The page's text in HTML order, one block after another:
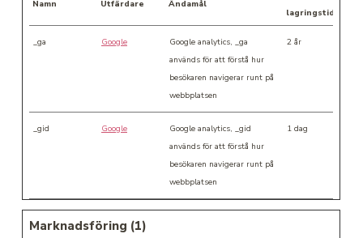
Namn Utfärdare Ändamål
lagringstid
_ga Google
Google analytics, _ga
används för att förstå hur
besökaren navigerar runt på
webbplatsen
2 år
_gid Google
Google analytics, _gid
används för att förstå hur
besökaren navigerar runt på
webbplatsen
1 dag
Marknadsföring (1)